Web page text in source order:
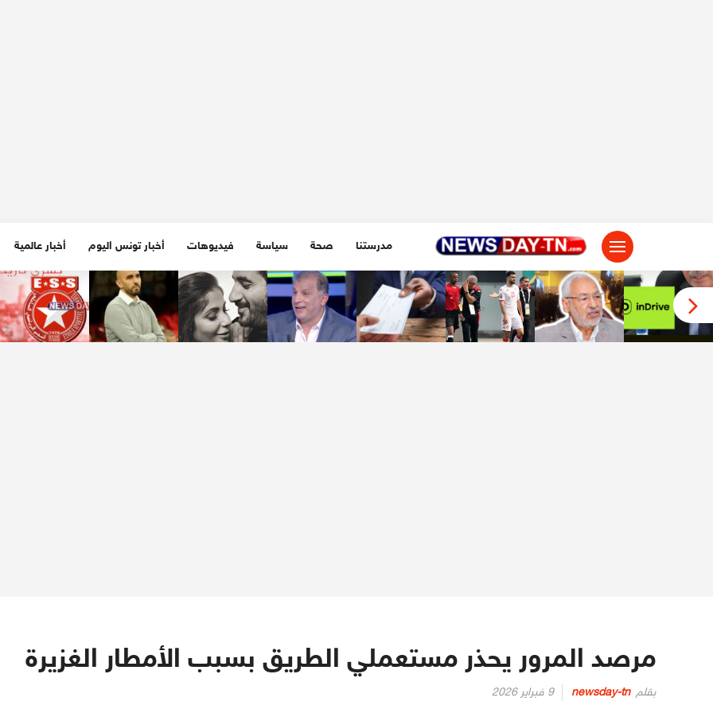
مدرستنا صحة سياسة فيديوهات أخبار تونس اليوم أخبار عالمية
مرصد المرور يحذر مستعملي الطريق بسبب الأمطار الغزيرة
بقلم newsday-tn
Posted
9 فبراير 2026